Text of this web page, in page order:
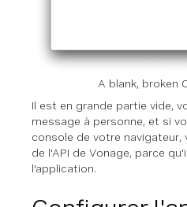
A blank, broken
Il est en grande partie vide,
message à personne, et si
console de votre navigateur,
de l'API de Vonage, parce
l'application.